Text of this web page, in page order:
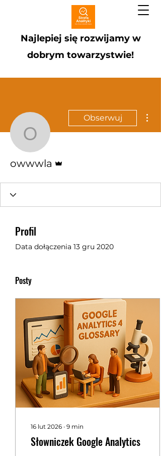
Najlepiej się rozwijamy w
dobrym towarzystwie!
owwwla
Obserwuj
owwwla
Profil
Data dołączenia 13 gru 2020
Posty
16 lut 2026 ∙ 9 min
Słowniczek Google Analytics